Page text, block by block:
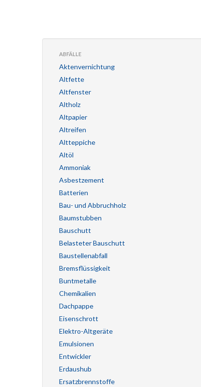
ABFÄLLE
Aktenvernichtung
Altfette
Altfenster
Altholz
Altpapier
Altreifen
Altteppiche
Altöl
Ammoniak
Asbestzement
Batterien
Bau- und Abbruchholz
Baumstubben
Bauschutt
Belasteter Bauschutt
Baustellenabfall
Bremsflüssigkeit
Buntmetalle
Chemikalien
Dachpappe
Eisenschrott
Elektro-Altgeräte
Emulsionen
Entwickler
Erdaushub
Ersatzbrennstoffe